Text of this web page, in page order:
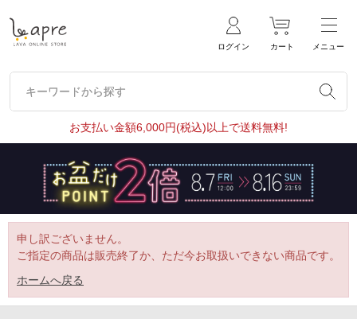
ログイン カート メニュー
キーワードから探す
キーワードから探す
お支払い金額6,000円(税込)以上で送料無料!
申し訳ございません。
ご指定の商品は販売終了か、ただ今お取扱いできない商品です。
ホームへ戻る